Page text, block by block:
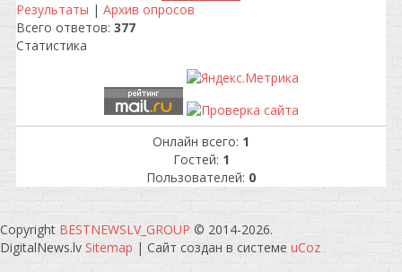
Результаты | Архив опросов
Всего ответов: 377
Статистика
Онлайн всего: 1
Гостей: 1
Пользователей: 0
Copyright BESTNEWSLV_GROUP © 2014-2026.
DigitalNews.lv Sitemap | Сайт создан в системе uCoz